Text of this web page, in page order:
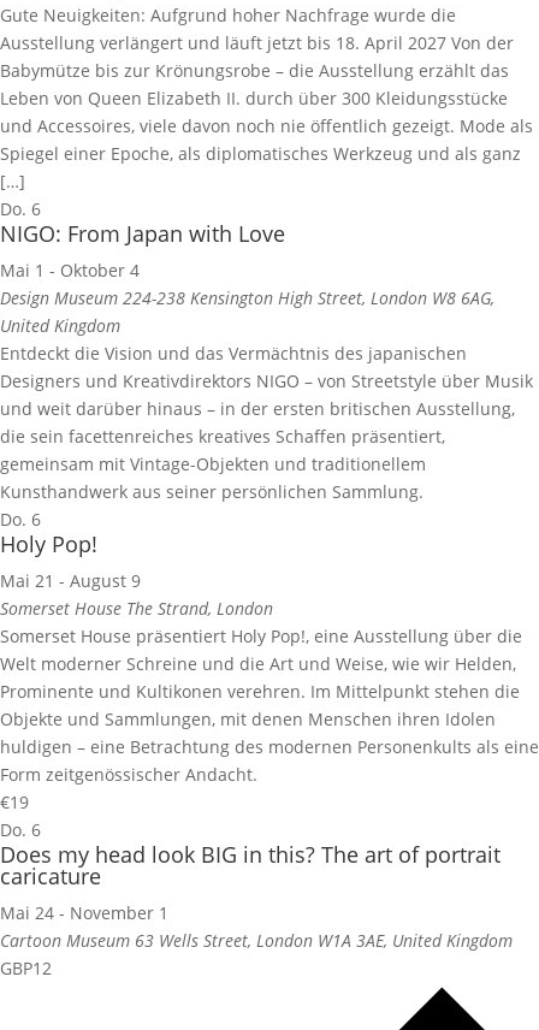
Gute Neuigkeiten: Aufgrund hoher Nachfrage wurde die
Ausstellung verlängert und läuft jetzt bis 18. April 2027 Von der
Babymütze bis zur Krönungsrobe – die Ausstellung erzählt das
Leben von Queen Elizabeth II. durch über 300 Kleidungsstücke
und Accessoires, viele davon noch nie öffentlich gezeigt. Mode als
Spiegel einer Epoche, als diplomatisches Werkzeug und als ganz
[…]
Do. 6
NIGO: From Japan with Love
Mai 1 - Oktober 4
Design Museum 224-238 Kensington High Street, London W8 6AG,
United Kingdom
Entdeckt die Vision und das Vermächtnis des japanischen
Designers und Kreativdirektors NIGO – von Streetstyle über Musik
und weit darüber hinaus – in der ersten britischen Ausstellung,
die sein facettenreiches kreatives Schaffen präsentiert,
gemeinsam mit Vintage-Objekten und traditionellem
Kunsthandwerk aus seiner persönlichen Sammlung.
Do. 6
Holy Pop!
Mai 21 - August 9
Somerset House The Strand, London
Somerset House präsentiert Holy Pop!, eine Ausstellung über die
Welt moderner Schreine und die Art und Weise, wie wir Helden,
Prominente und Kultikonen verehren. Im Mittelpunkt stehen die
Objekte und Sammlungen, mit denen Menschen ihren Idolen
huldigen – eine Betrachtung des modernen Personenkults als eine
Form zeitgenössischer Andacht.
€19
Do. 6
Does my head look BIG in this? The art of portrait
caricature
Mai 24 - November 1
Cartoon Museum 63 Wells Street, London W1A 3AE, United Kingdom
GBP12